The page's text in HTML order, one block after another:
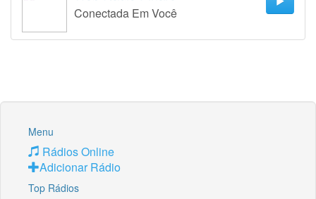
Conectada Em Você
Menu
Rádios Online
Adicionar Rádio
Top Rádios